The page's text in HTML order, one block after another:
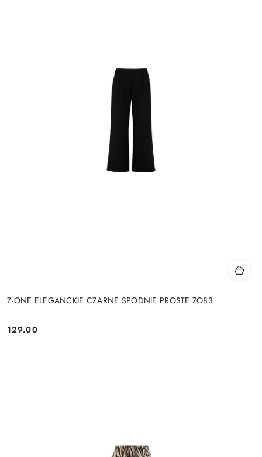
Z-ONE ELEGANCKIE CZARNE SPODNIE PROSTE ZO83
Cena:
129.00